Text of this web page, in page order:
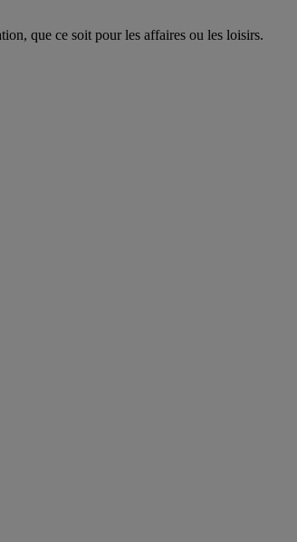
que ce soit pour les affaires ou les loisirs.